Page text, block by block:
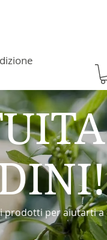
prodotti per aiutarti a